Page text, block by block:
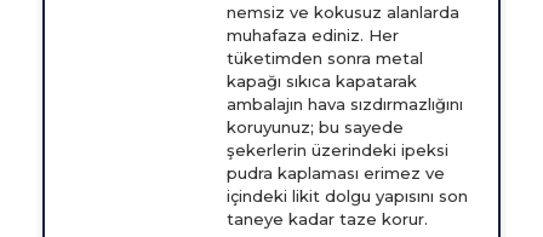
nemsiz ve kokusuz alanlarda
muhafaza ediniz. Her
tüketimden sonra metal
kapağı sıkıca kapatarak
ambalajın hava sızdırmazlığını
koruyunuz; bu sayede
şekerlerin üzerindeki ipeksi
pudra kaplaması erimez ve
içindeki likit dolgu yapısını son
taneye kadar taze korur.